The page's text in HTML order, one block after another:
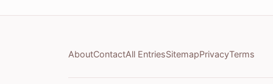
AboutContactAll EntriesSitemapPrivacyTerms